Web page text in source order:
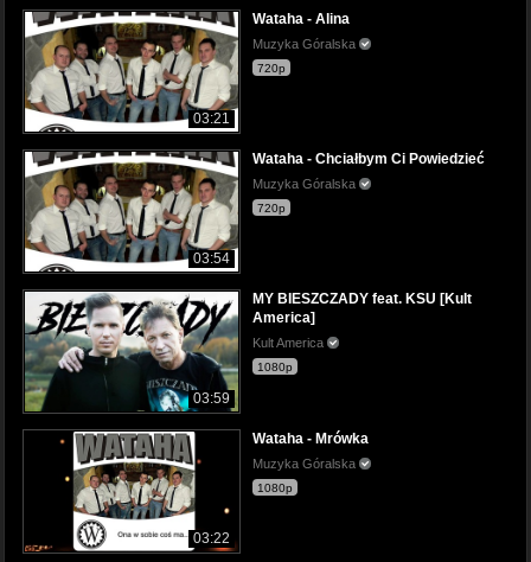
03:21
Wataha - Alina
Muzyka Góralska
720p
03:54
Wataha - Chciałbym Ci Powiedzieć
Muzyka Góralska
720p
03:59
MY BIESZCZADY feat. KSU [Kult
America]
Kult America
1080p
03:22
Wataha - Mrówka
Muzyka Góralska
1080p